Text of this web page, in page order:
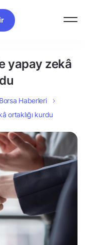
yapay zekâ
Borsa Haberleri
ortaklığı kurdu